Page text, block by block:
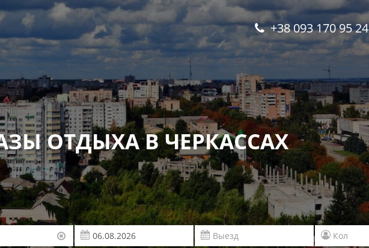
ОТДЫХА В ЧЕРКАССАХ
+38 093 170 95 24